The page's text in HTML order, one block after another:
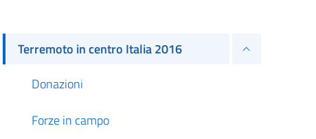
Condividi su LinkedIn
Terremoto in centro Italia 2016
Donazioni
Forze in campo